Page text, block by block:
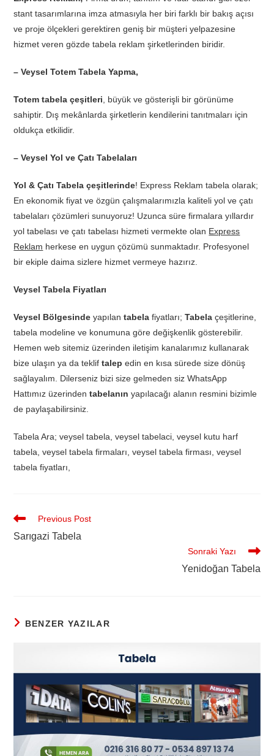
stant tasarımlarına imza atmasıyla her biri farklı bir bakış açısı
ve proje ölçekleri gerektiren geniş bir müşteri yelpazesine
hizmet veren gözde tabela reklam şirketlerinden biridir.
– Veysel Totem Tabela Yapma,
Totem tabela çeşitleri , büyük ve gösterişli bir görünüme
sahiptir. Dış mekânlarda şirketlerin kendilerini tanıtmaları için
oldukça etkilidir.
– Veysel Yol ve Çatı Tabelaları
Yol & Çatı Tabela çeşitlerinde! Express Reklam tabela olarak;
En ekonomik fiyat ve özgün çalışmalarımızla kaliteli yol ve çatı
tabelaları çözümleri sunuyoruz! Uzunca süre firmalara yıllardır
yol tabelası ve çatı tabelası hizmeti vermekte olan Express
Reklam herkese en uygun çözümü sunmaktadır. Profesyonel
bir ekiple daima sizlere hizmet vermeye hazırız.
Veysel Tabela Fiyatları
Veysel Bölgesinde yapılantabela fiyatları;Tabela çeşitlerine,
tabela modeline ve konumuna göre değişkenlik gösterebilir.
Hemen web sitemiz üzerinden iletişim kanalarımız kullanarak
bize ulaşın ya da tekliftalep edin en kısa sürede size dönüş
sağlayalım. Dilerseniz bizi size gelmeden siz WhatsApp
Hattımız üzerindentabelanın yapılacağı alanın resmini bizimle
de paylaşabilirsiniz.
Tabela Ara; veysel tabela, veysel tabelaci, veysel kutu harf
tabela, veysel tabela firmaları, veysel tabela firması, veysel
tabela fiyatları,
Previous Post
Sarıgazi Tabela
Sonraki Yazı
Yenidoğan Tabela
BENZER YAZILAR